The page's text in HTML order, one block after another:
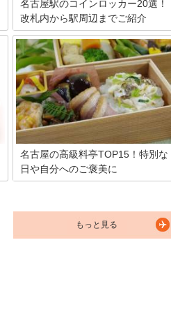
名古屋駅のコインロッカー20選！
改札内から駅周辺までご紹介
名古屋駅の穴場コインロッカーをご存じ
ですか？安い穴場も課金時間がほかより
遅い穴場もご紹介します。上手に空いた
場所が見つからないときには「名古屋駅
コインロッカー空き状況案内情報」タッ
チパネルを使ってみるのも一つの手段で
す。手荷物一時預かりサービスも活用し
て名古屋駅のコインロッカー探しから解
放されましょう！
名古屋の高級料亭TOP15！特別な
日や自分へのご褒美に
の至るところに点在しています。そこで
今回は、名古屋の高級料亭にスポットを
当て、一見さんお断りのお店からミシュ
もっと見る